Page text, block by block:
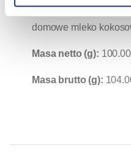
kokosowych możesz
domowe mleko
Masa netto (g): 100.00
Masa brutto (g):